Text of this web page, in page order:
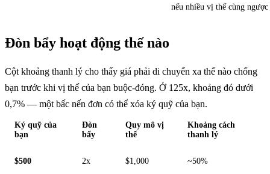
nếu nhiều vị thế cùng
Đòn bẩy hoạt động thế nào
Cột khoảng thanh lý cho thấy giá phải di chuyển xa thế nào chống
bạn trước khi vị thế của bạn buộc-đóng. Ở 125x, khoảng đó dưới
0,7% — một bấc nến đơn có thể xóa ký quỹ của bạn.
Ký quỹ của
bạn
Đòn
bẩy
Quy mô vị
thế
Khoảng cách
thanh lý
$500 2x $1,000 ~50%